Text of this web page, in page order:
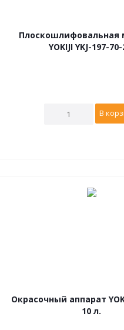
Плоскошлифовальная
YOKIJI YKJ-197-
В
Окрасочный аппарат
10 л.